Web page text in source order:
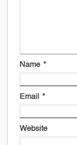
Name *
Email *
Website